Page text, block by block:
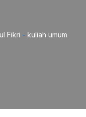
Fikri - kuliah umum